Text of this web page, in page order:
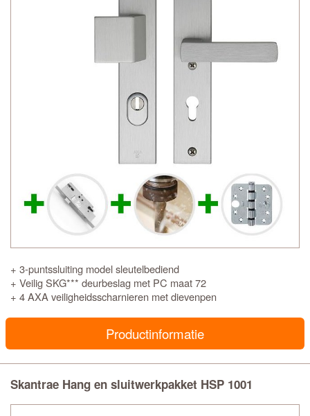
+ 3-puntssluiting model sleutelbediend
+ Veilig SKG*** deurbeslag met PC maat 72
+ 4 AXA veiligheidsscharnieren met dievenpen
Productinformatie
Skantrae Hang en sluitwerkpakket HSP 1001